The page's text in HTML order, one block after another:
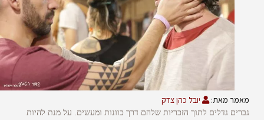
מאמר מאת: יובל כהן צדק
גברים גדלים לתוך הזכריות שלהם דרך כוונות ומעשים. על מנת להיות